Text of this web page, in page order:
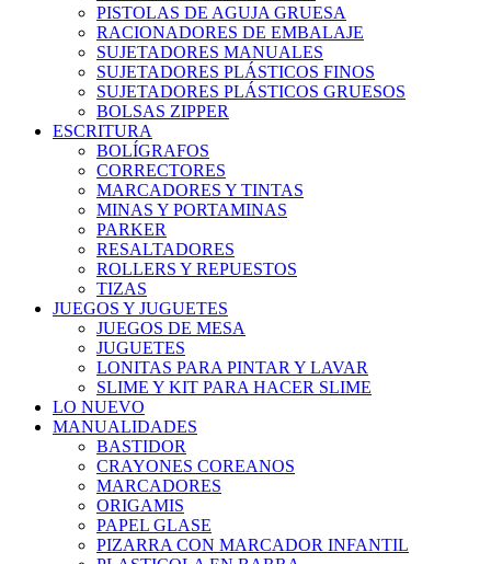
PISTOLAS DE AGUJA GRUESA
RACIONADORES DE EMBALAJE
SUJETADORES MANUALES
SUJETADORES PLÁSTICOS FINOS
SUJETADORES PLÁSTICOS GRUESOS
BOLSAS ZIPPER
ESCRITURA
BOLÍGRAFOS
CORRECTORES
MARCADORES Y TINTAS
MINAS Y PORTAMINAS
PARKER
RESALTADORES
ROLLERS Y REPUESTOS
TIZAS
JUEGOS Y JUGUETES
JUEGOS DE MESA
JUGUETES
LONITAS PARA PINTAR Y LAVAR
SLIME Y KIT PARA HACER SLIME
LO NUEVO
MANUALIDADES
BASTIDOR
CRAYONES COREANOS
MARCADORES
ORIGAMIS
PAPEL GLASE
PIZARRA CON MARCADOR INFANTIL